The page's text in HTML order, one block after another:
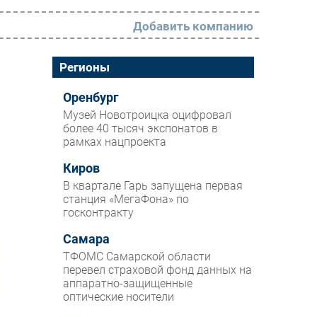
РАЗДЕЛЫ
Новости
Аналитика
Интервью
Мероприятия
Проекты
IT класс
Тестовый стенд
Каталог компаний
Добавить компанию
Регионы
Оренбург
Музей Новотроицка оцифровал
более 40 тысяч экспонатов в
рамках нацпроекта
Киров
В квартале Гарь запущена первая
станция «МегаФона» по
госконтракту
Самара
ТФОМС Самарской области
перевел страховой фонд данных на
аппаратно-защищенные
оптические носители